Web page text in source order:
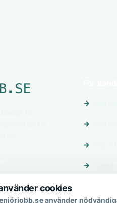
cookies
använder